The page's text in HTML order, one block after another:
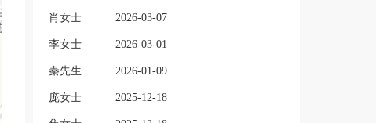
肖女士 2026-03-07
李女士 2026-03-01
秦先生 2026-01-09
庞女士 2025-12-18